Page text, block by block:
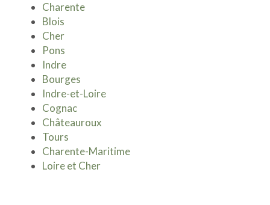
Charente
Blois
Cher
Pons
Indre
Bourges
Indre-et-Loire
Cognac
Châteauroux
Tours
Charente-Maritime
Loire et Cher